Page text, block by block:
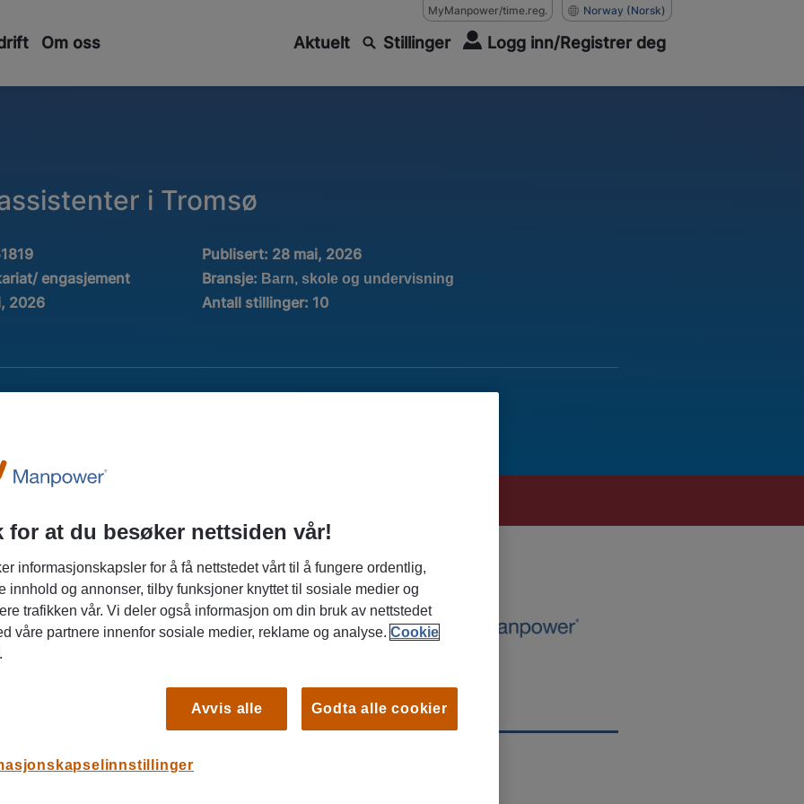
MyManpower/time.reg. Norway (Norsk)
Om oss Aktuelt Stillinger Logg inn/Registrer deg
i Tromsø
Publisert: 28 mai, 2026
engasjement Bransje: Barn, skole og undervisning
2026 Antall stillinger: 10
jobb der ingen dager er like? Vi
i Tromsø!
omsorgsfulle personer som ønsker å bidra til
for barn i barnehager i Tromsø. Det å
oppgave fylt med utallige små øyeblikk, som
en stor forskjell.
aldre!
utkikk etter deltidsjobb, har et friår, eller kanskje
har lyst til å fylle dagene med litt meningsfylt
for at du besøker nettsiden vår!
informasjonskapsler for å få nettstedet vårt til å fungere ordentlig,
innhold og annonser, tilby funksjoner knyttet til sosiale medier og
trafikken vår. Vi deler også informasjon om din bruk av nettstedet
våre partnere innenfor sosiale medier, reklame og analyse.Cookie
.
Avvis alle Godta alle cookier